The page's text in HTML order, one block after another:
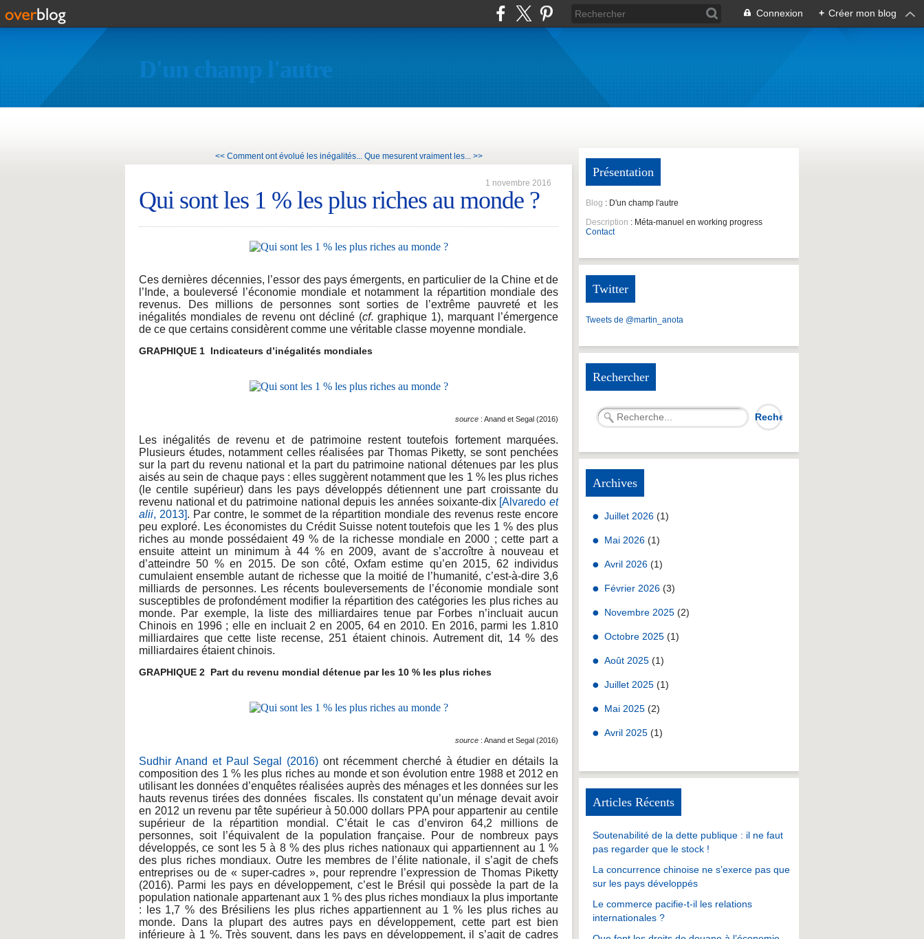
Connexion + Créer mon blog
D'un champ l'autre
<< Comment ont évolué les inégalités... Que mesurent vraiment les... >>
1 novembre 2016
Qui sont les 1 % les plus riches au monde ?
Ces dernières décennies, l’essor des pays émergents, en particulier de la Chine et de
l’Inde, a bouleversé l’économie mondiale et notamment la répartition mondiale des
revenus. Des millions de personnes sont sorties de l’extrême pauvreté et les
inégalités mondiales de revenu ont décliné (cf. graphique 1), marquant l’émergence
de ce que certains considèrent comme une véritable classe moyenne mondiale.
GRAPHIQUE 1 Indicateurs d’inégalités mondiales
source : Anand et Segal (2016)
Les inégalités de revenu et de patrimoine restent toutefois fortement marquées.
Plusieurs études, notamment celles réalisées par Thomas Piketty, se sont penchées
sur la part du revenu national et la part du patrimoine national détenues par les plus
aisés au sein de chaque pays : elles suggèrent notamment que les 1 % les plus riches
(le centile supérieur) dans les pays développés détiennent une part croissante du
revenu national et du patrimoine national depuis les années soixante-dix[Alvaredo et
alii, 2013]. Par contre, le sommet de la répartition mondiale des revenus reste encore
peu exploré. Les économistes du Crédit Suisse notent toutefois que les 1 % des plus
riches au monde possédaient 49 % de la richesse mondiale en 2000 ; cette part a
ensuite atteint un minimum à 44 % en 2009, avant de s’accroître à nouveau et
d’atteindre 50 % en 2015. De son côté, Oxfam estime qu’en 2015, 62 individus
cumulaient ensemble autant de richesse que la moitié de l’humanité, c’est-à-dire 3,6
milliards de personnes. Les récents bouleversements de l’économie mondiale sont
susceptibles de profondément modifier la répartition des catégories les plus riches au
monde. Par exemple, la liste des milliardaires tenue par Forbes n’incluait aucun
Chinois en 1996 ; elle en incluait 2 en 2005, 64 en 2010. En 2016, parmi les 1.810
milliardaires que cette liste recense, 251 étaient chinois. Autrement dit, 14 % des
milliardaires étaient chinois.
GRAPHIQUE 2 Part du revenu mondial détenue par les 10 % les plus riches
source : Anand et Segal (2016)
Sudhir Anand et Paul Segal (2016)ont récemment cherché à étudier en détails la
composition des 1 % les plus riches au monde et son évolution entre 1988 et 2012 en
utilisant les données d’enquêtes réalisées auprès des ménages et les données sur les
hauts revenus tirées des données fiscales. Ils constatent qu’un ménage devait avoir
en 2012 un revenu par tête supérieur à 50.000 dollars PPA pour appartenir au centile
supérieur de la répartition mondial. C’était le cas d’environ 64,2 millions de
personnes, soit l’équivalent de la population française. Pour de nombreux pays
développés, ce sont les 5 à 8 % des plus riches nationaux qui appartiennent au 1 %
des plus riches mondiaux. Outre les membres de l’élite nationale, il s’agit de chefs
entreprises ou de « super-cadres », pour reprendre l’expression de Thomas Piketty
(2016). Parmi les pays en développement, c’est le Brésil qui possède la part de la
population nationale appartenant aux 1 % des plus riches mondiaux la plus importante
: les 1,7 % des Brésiliens les plus riches appartiennent au 1 % les plus riches au
monde. Dans la plupart des autres pays en développement, cette part est bien
inférieure à 1 %. Très souvent, dans les pays en développement, il s’agit de cadres
Présentation
Blog : D'un champ l'autre
Description : Méta-manuel en working progress
Contact
Twitter
Tweets de @martin_anota
Rechercher
Archives
Juillet 2026 (1)
Mai 2026 (1)
Avril 2026 (1)
Février 2026 (3)
Novembre 2025 (2)
Octobre 2025 (1)
Août 2025 (1)
Juillet 2025 (1)
Mai 2025 (2)
Avril 2025 (1)
Articles Récents
Soutenabilité de la dette publique : il ne faut
pas regarder que le stock !
La concurrence chinoise ne s’exerce pas que
sur les pays développés
Le commerce pacifie-t-il les relations
internationales ?